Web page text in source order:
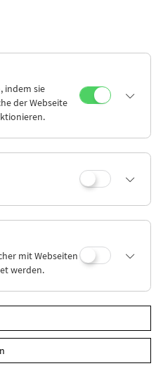
Sa
indem sie
der Webseite
mit Webseiten
werden.